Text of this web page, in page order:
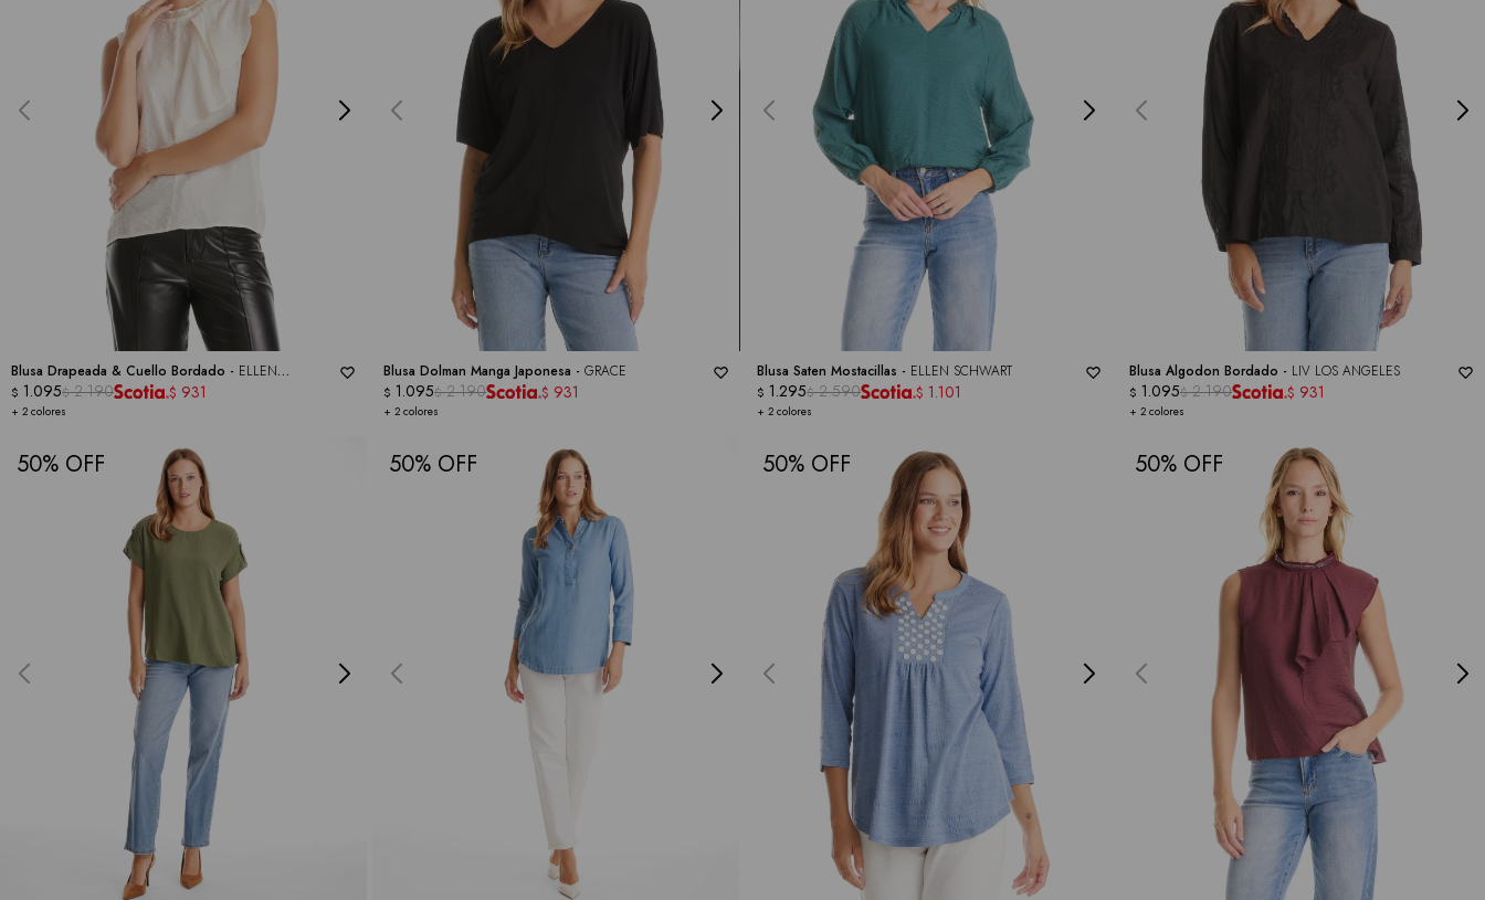
Blusa Drapeada & Cuello Bordado - ELLEN
SCHWART
+ 2 colores
$ 1.095$ 2.190 $ 931
Blusa Dolman Manga Japonesa -GRACE
+ 2 colores
$ 1.095$ 2.190 $ 931
Blusa Saten Mostacillas - ELLEN SCHWART
+ 2 colores
$ 1.295$ 2.590 $ 1.101
Blusa Algodon Bordado - LIV LOS ANGELES
+ 2 colores
$ 1.095$ 2.190 $ 931
50 50 50 50